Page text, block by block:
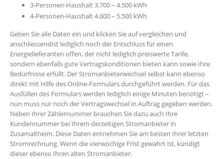
3-Personen-Haushalt 3.700 – 4.500 kWh
4-Personen-Haushalt 4.600 – 5.500 kWh
Geben Sie alle Daten ein und klicken Sie auf vergleichen und
anschliessendist lediglich noch der Entschluss für einen
Energielieferanten offen, der nicht lediglich preiswerte Tarife,
sondern ebenfalls gute Vertragskonditionen bieten kann sowie Ihre
Bedürfnisse erfüllt. Der Stromanbieterwechsel selbst kann ebenso
direkt mit Hilfe des Online-Formulars durchgeführt werden. Für das
Ausfüllen des Formulars werden lediglich einige Minuten benötigt –
nun muss nur noch der Vertragswechsel in Auftrag gegeben werden.
Neben Ihrer Zählernummer brauchen Sie dazu auch Ihre
Kundennummer bei Ihrem derzeitigen Stromanbieter in
Zusamaltheim. Diese Daten entnehmen Sie am besten Ihrer letzten
Stromrechnung. Wenn die vierwöchige Frist gewahrt ist, kündigt
dieser ebenso Ihren alten Stromanbieter.